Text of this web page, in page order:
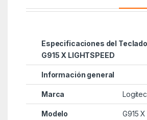
Especificaciones del
G915 X LIGHTSPEED
Información general
Marca
Modelo
G915 X